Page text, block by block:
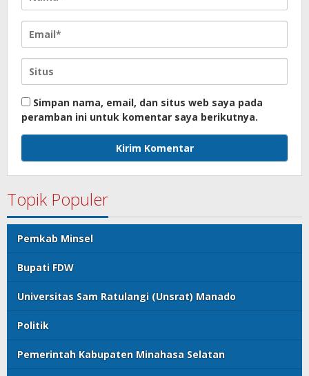
Simpan nama, email, dan situs web saya pada
peramban ini untuk komentar saya berikutnya.
Topik Populer
Pemkab Minsel
Bupati FDW
Universitas Sam Ratulangi (Unsrat) Manado
Politik
Pemerintah Kabupaten Minahasa Selatan